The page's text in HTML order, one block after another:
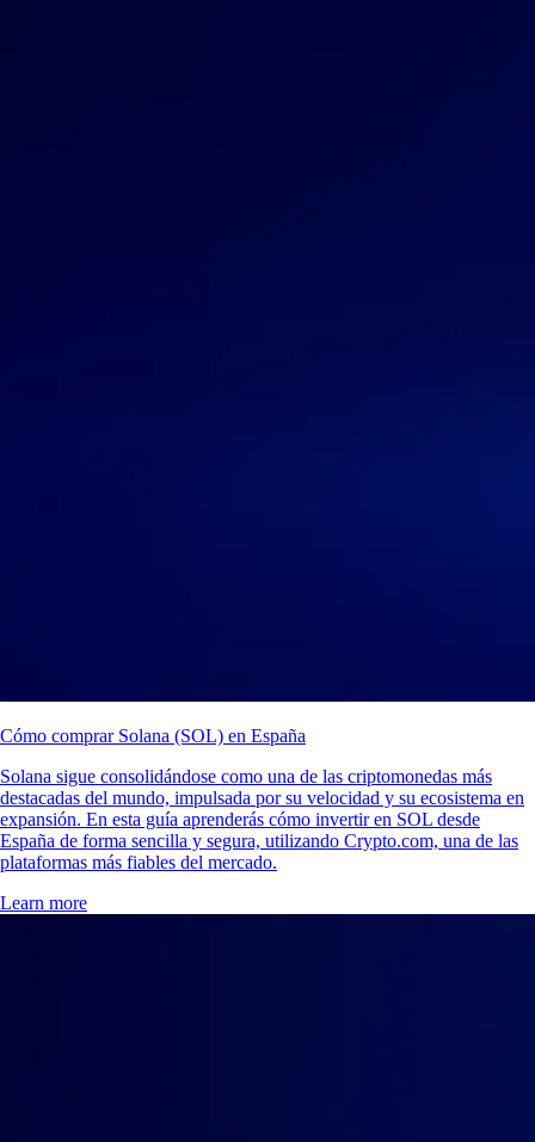
Cómo comprar Solana (SOL) en España
Solana sigue consolidándose como una de las criptomonedas más
destacadas del mundo, impulsada por su velocidad y su ecosistema en
expansión. En esta guía aprenderás cómo invertir en SOL desde
España de forma sencilla y segura, utilizando Crypto.com, una de las
plataformas más fiables del mercado.
Learn more